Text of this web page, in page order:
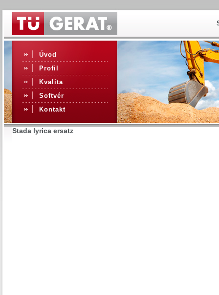
Úvod
Profil
Kvalita
Softvér
Kontakt
Stada lyrica ersatz